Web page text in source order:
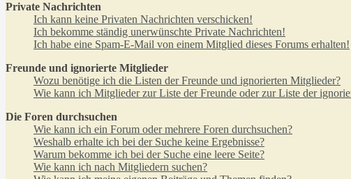
Private Nachrichten
Ich kann keine Privaten Nachrichten verschicken!
Ich bekomme ständig unerwünschte Private Nachrichten!
Ich habe eine Spam-E-Mail von einem Mitglied dieses Forums erhalten!
Freunde und ignorierte Mitglieder
Wozu benötige ich die Listen der Freunde und ignorierten Mitglieder?
Wie kann ich Mitglieder zur Liste der Freunde oder zur Liste der
Die Foren durchsuchen
Wie kann ich ein Forum oder mehrere Foren durchsuchen?
Weshalb erhalte ich bei der Suche keine Ergebnisse?
Warum bekomme ich bei der Suche eine leere Seite?
Wie kann ich nach Mitgliedern suchen?